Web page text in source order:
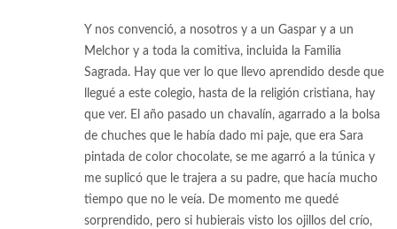
Y nos convenció, a nosotros y a un Gaspar y a un
Melchor y a toda la comitiva, incluida la Familia
Sagrada. Hay que ver lo que llevo aprendido desde que
llegué a este colegio, hasta de la religión cristiana, hay
que ver. El año pasado un chavalín, agarrado a la bolsa
de chuches que le había dado mi paje, que era Sara
pintada de color chocolate, se me agarró a la túnica y
me suplicó que le trajera a su padre, que hacía mucho
tiempo que no le veía. De momento me quedé
sorprendido, pero si hubierais visto los ojillos del crío,